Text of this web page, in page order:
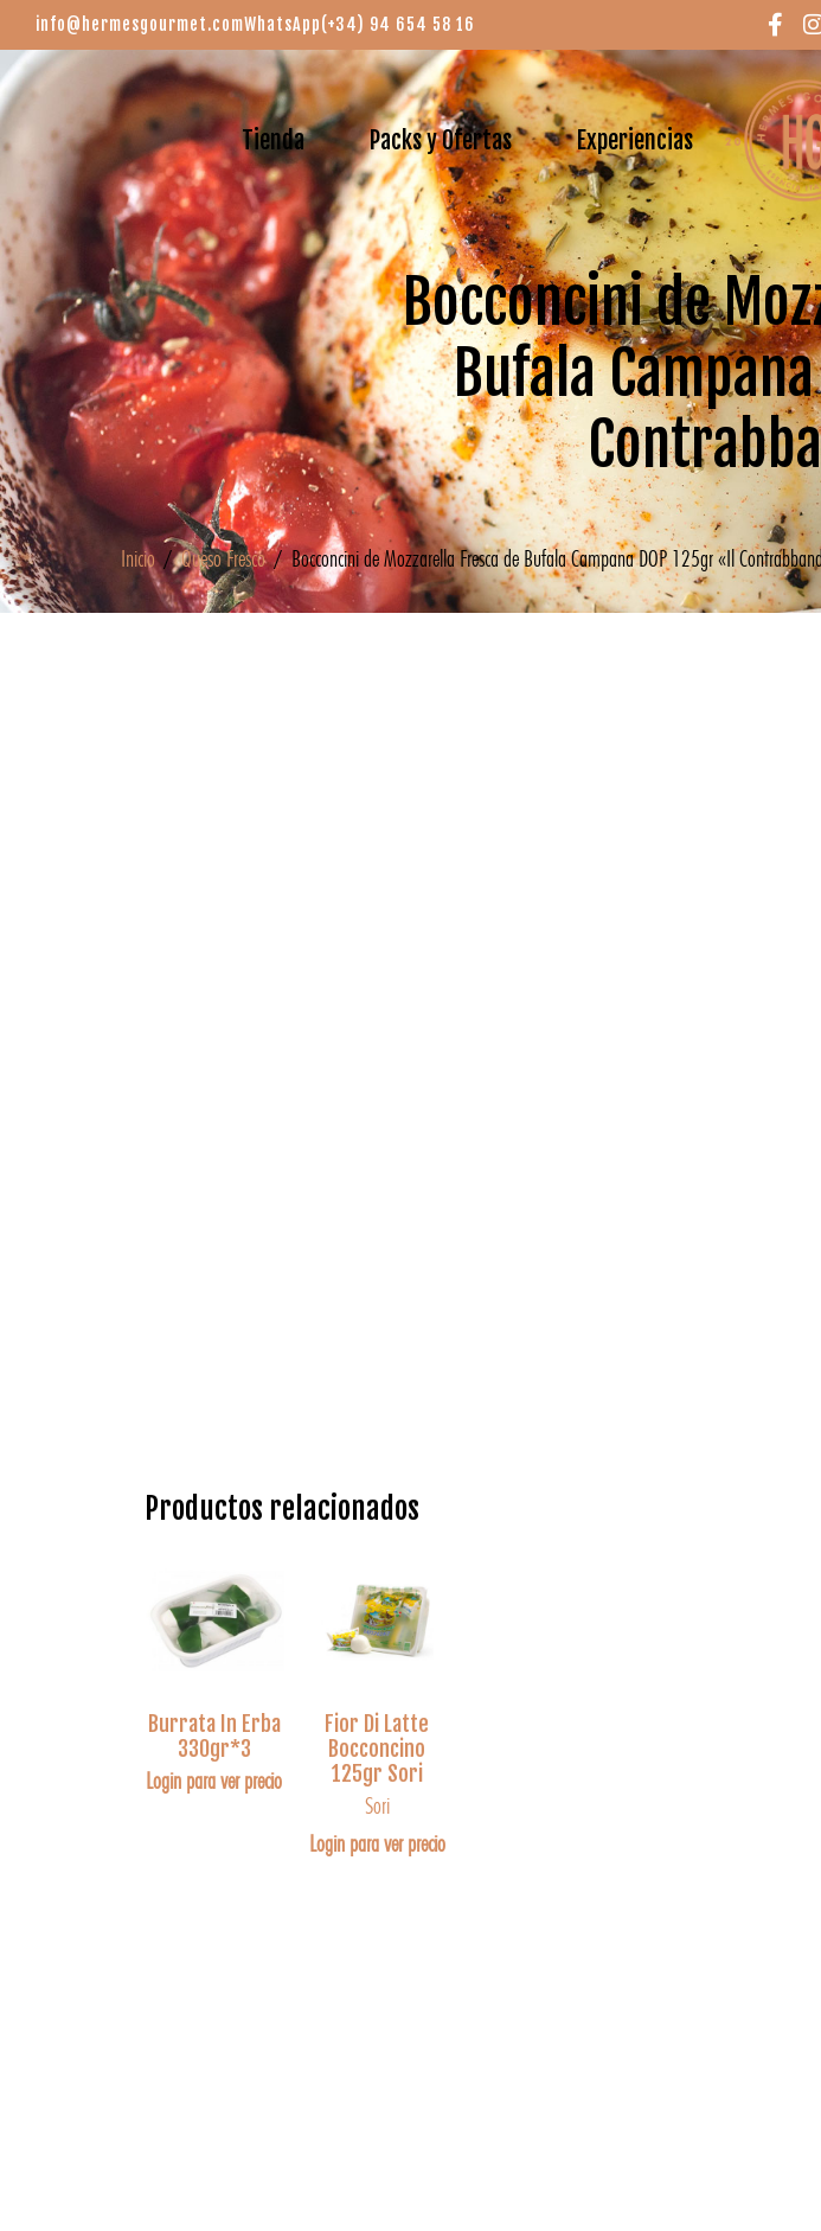
info@hermesgourmet.comWhatsApp(+34) 94 654 58 16
Tienda Packs y Ofertas Experiencias
Bocconcini de
Bufala
Inicio/Queso Fresco/ Bocconcini de Mozzarella Fresca de Bufala Campana DOP 125gr «Il
Productos relacionados
Burrata In Erba
330gr*3
Login para ver precio
Fior Di Latte
Bocconcino
125gr Sori
Sori
Login para ver precio